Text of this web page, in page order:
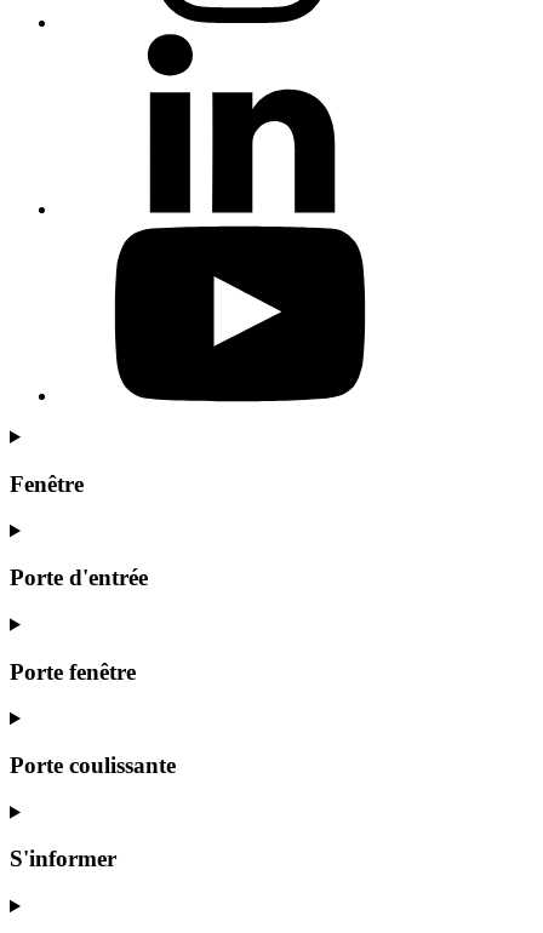
Fenêtre
Porte d'entrée
Porte fenêtre
Porte coulissante
S'informer